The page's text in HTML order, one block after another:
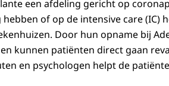
een afdeling gericht op
of op de intensive care (IC)
Door hun opname bij
kunnen patiënten direct gaan
en psychologen helpt de